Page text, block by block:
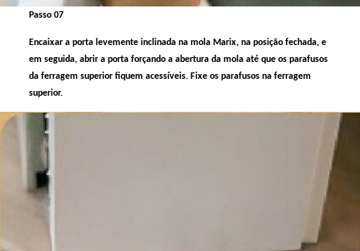
Passo 07
Encaixar a porta levemente inclinada na mola Marix, na posição fechada, e
em seguida, abrir a porta forçando a abertura da mola até que os parafusos
da ferragem superior fiquem acessíveis. Fixe os parafusos na ferragem
superior.